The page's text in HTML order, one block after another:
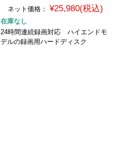
ネット価格：
¥25,980(税込)
在庫なし
24時間連続録画対応 ハイエンドモ
デルの録画用ハードディスク